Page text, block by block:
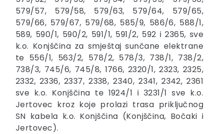
579/57, 579/58, 579/63, 579/64, 579/65,
579/66, 579/67, 579/68, 585/9, 586/6, 588/1,
589, 590/1, 590/2, 591/1, 591/2, 592 i 2365, sve
k.o. Konjščina za smještaj sunčane elektrane
te 556/1, 563/2, 578/2, 578/3, 738/1, 738/2,
738/3, 745/6, 745/8, 1766, 2320/1, 2323, 2325,
2332, 2336, 2337, 2338, 2340, 2341, 2342, 2361
sve k.o. Konjščina te 1924/1 i 3231/1 sve k.o.
Jertovec kroz koje prolazi trasa priključnog
SN kabela k.o. Konjščina (Konjščina, Bočaki i
Jertovec).